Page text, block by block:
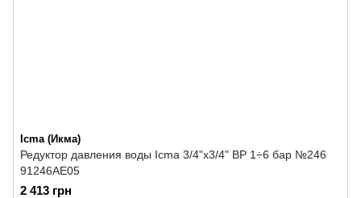
Icma (Икма)
Редуктор давления воды Icma 3/4"х3/4" ВР 1÷6 бар №246
91246AE05
2 413 грн